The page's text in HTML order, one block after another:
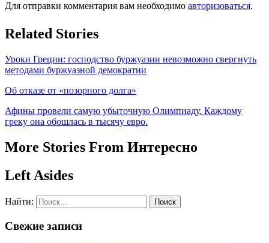
Для отправки комментария вам необходимо авторизоваться.
Related Stories
Уроки Греции: господство буржуазии невозможно свергнуть
методами буржуазной демократии
Об отказе от «позорного долга»
Афины провели самую убыточную Олимпиаду. Каждому
греку она обошлась в тысячу евро.
More Stories From Интересно
Left Asides
Найти:
Свежие записи